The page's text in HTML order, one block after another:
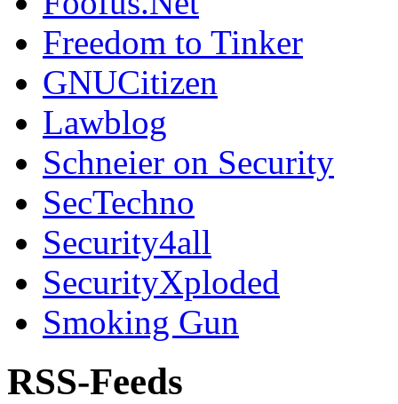
Freedom to Tinker
GNUCitizen
Lawblog
Schneier on Security
SecTechno
Security4all
SecurityXploded
Smoking Gun
RSS-Feeds